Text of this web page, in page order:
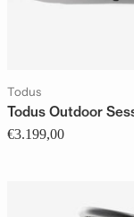
Todus
Todus Outdoor
€3.199,00